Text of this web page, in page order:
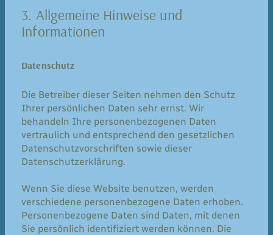
3. Allgemeine Hinweise und
Informationen
Datenschutz
Die Betreiber dieser Seiten nehmen den Schutz
Ihrer persönlichen Daten sehr ernst. Wir
behandeln Ihre personenbezogenen Daten
vertraulich und entsprechend den gesetzlichen
Datenschutzvorschriften sowie dieser
Datenschutzerklärung.
Wenn Sie diese Website benutzen, werden
verschiedene personenbezogene Daten erhoben.
Personenbezogene Daten sind Daten, mit denen
Sie persönlich identifiziert werden können. Die